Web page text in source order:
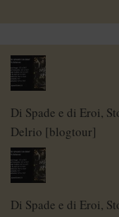
Di Spade e di Eroi,
Delrio [blogtour]
Di Spade e di Eroi,